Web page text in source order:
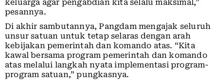
keluarga agar pengabdian kita selalu maksimal,”
pesannya.
Di akhir sambutannya, Pangdam mengajak seluruh
unsur satuan untuk tetap selaras dengan arah
kebijakan pemerintah dan komando atas. “Kita
kawal bersama program pemerintah dan komando
atas melalui langkah nyata implementasi program-
program satuan,” pungkasnya.